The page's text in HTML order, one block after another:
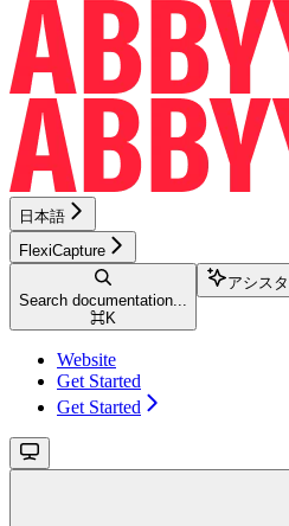
日本語
FlexiCapture
Search documentation...
⌘K
アシス
Website
Get Started
Get Started